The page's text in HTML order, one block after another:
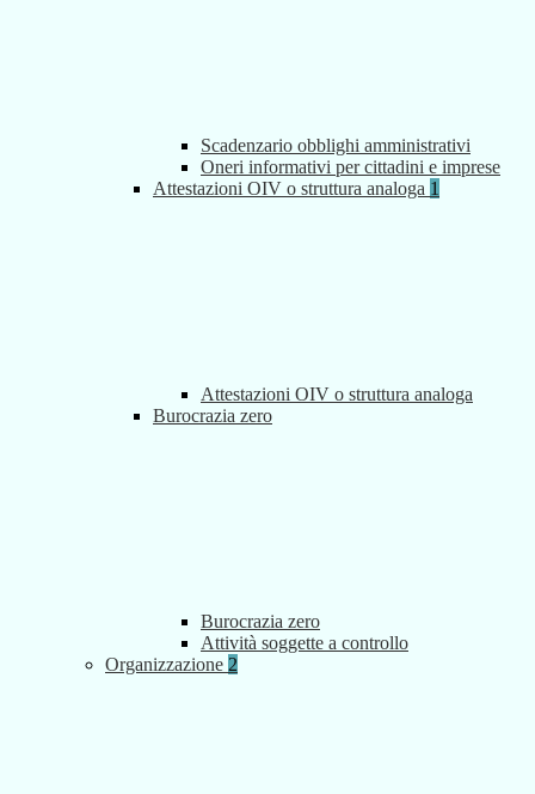
Scadenzario obblighi amministrativi
Oneri informativi per cittadini e imprese
Attestazioni OIV o struttura analoga 1
Attestazioni OIV o struttura analoga
Burocrazia zero
Burocrazia zero
Attività soggette a controllo
Organizzazione 2